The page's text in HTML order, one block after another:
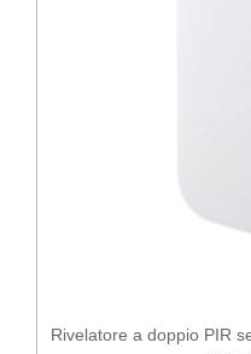
Rivelatore a doppio PIR